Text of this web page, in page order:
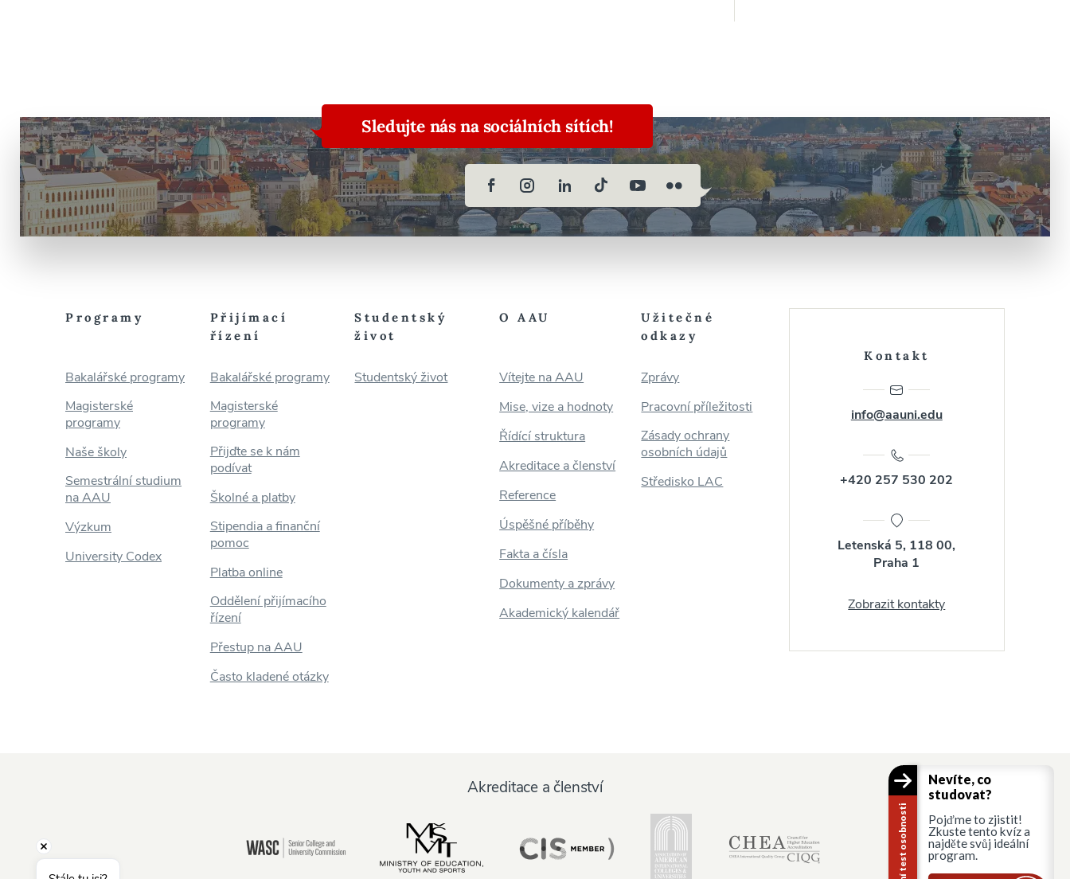
Sledujte nás na sociálních sítích!
Programy
Bakalářské programy
Magisterské
programy
Naše školy
Semestrální studium
na AAU
Výzkum
University Codex
Přijímací
řízení
Bakalářské programy
Magisterské
programy
Přijďte se k nám
podívat
Školné a platby
Stipendia a finanční
pomoc
Platba online
Oddělení přijímacího
řízení
Přestup na AAU
Často kladené otázky
Studentský
život
Studentský život
O AAU
Vítejte na AAU
Mise, vize a hodnoty
Řídící struktura
Akreditace a členství
Reference
Úspěšné příběhy
Fakta a čísla
Dokumenty a zprávy
Akademický kalendář
Užitečné
odkazy
Zprávy
Pracovní příležitosti
Zásady ochrany
osobních údajů
Středisko LAC
Kontakt
info@aauni.edu
+420 257 530 202
Letenská 5, 118 00,
Praha 1
Zobrazit kontakty
Akreditace a členství
Kariérní test osobnosti
Nevíte, co
studovat?
Pojďme to zjistit!
Zkuste tento kvíz a
najděte svůj ideální
program.